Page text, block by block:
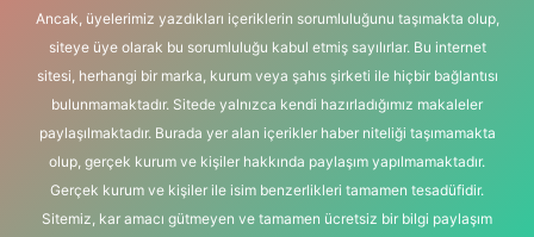
Ancak, üyelerimiz yazdıkları içeriklerin sorumluluğunu taşımakta olup,
siteye üye olarak bu sorumluluğu kabul etmiş sayılırlar. Bu internet
sitesi, herhangi bir marka, kurum veya şahıs şirketi ile hiçbir bağlantısı
bulunmamaktadır. Sitede yalnızca kendi hazırladığımız makaleler
paylaşılmaktadır. Burada yer alan içerikler haber niteliği taşımamakta
olup, gerçek kurum ve kişiler hakkında paylaşım yapılmamaktadır.
Gerçek kurum ve kişiler ile isim benzerlikleri tamamen tesadüfidir.
Sitemiz, kar amacı gütmeyen ve tamamen ücretsiz bir bilgi paylaşım